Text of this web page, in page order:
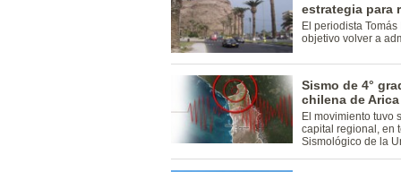
estrategia para
El periodista
objetivo volver a
Sismo de 4°
chilena de Arica
El movimiento tuvo
capital regional, en
Sismológico de la